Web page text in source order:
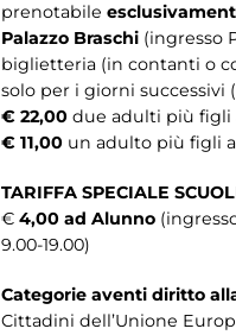
prenotabile
Palazzo Braschi (ingresso
biglietteria (in contanti o
solo per i giorni successivi
€ 22,00 due adulti più figli
€ 11,00 un adulto più figli
TARIFFA SPECIALE
€ 4,00 ad Alunno
9.00-19.00)
Categorie aventi diritto
Cittadini dell’Unione